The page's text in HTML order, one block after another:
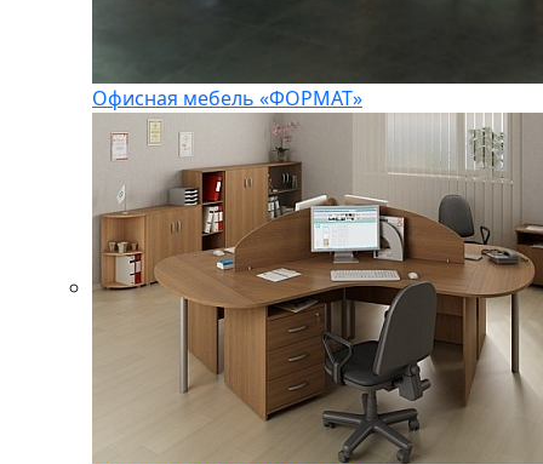
Офисная мебель «ФОРМАТ»